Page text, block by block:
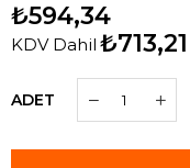
₺594,34
KDV Dahil ₺713,21
ADET